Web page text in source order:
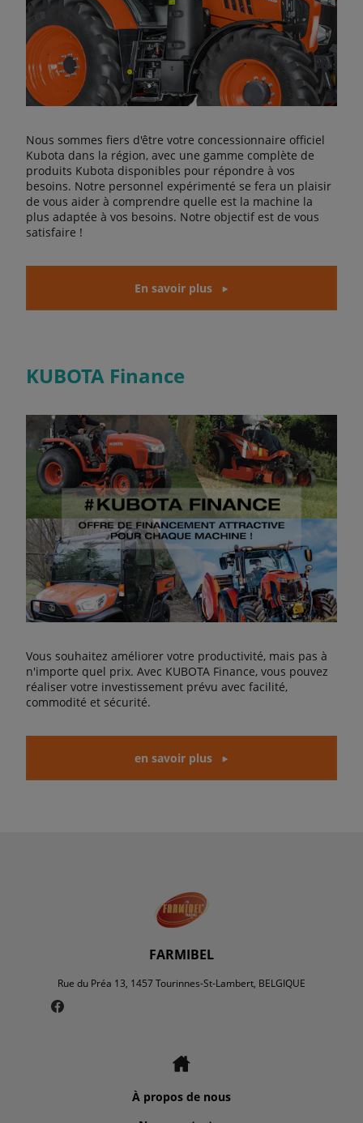
Nous sommes fiers d'être votre concessionnaire officiel
Kubota dans la région, avec une gamme complète de
produits Kubota disponibles pour répondre à vos
besoins. Notre personnel expérimenté se fera un plaisir
de vous aider à comprendre quelle est la machine la
plus adaptée à vos besoins. Notre objectif est de vous
satisfaire !
En savoir plus
KUBOTA Finance
Vous souhaitez améliorer votre productivité, mais pas à
n'importe quel prix. Avec KUBOTA Finance, vous pouvez
réaliser votre investissement prévu avec facilité,
commodité et sécurité.
en savoir plus
FARMIBEL
Rue du Préa 13, 1457 Tourinnes-St-Lambert, BELGIQUE
À propos de nous